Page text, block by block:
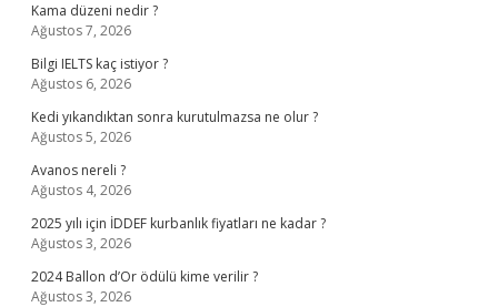
Kama düzeni nedir ?
Ağustos 7, 2026
Bilgi IELTS kaç istiyor ?
Ağustos 6, 2026
Kedi yıkandıktan sonra kurutulmazsa ne olur ?
Ağustos 5, 2026
Avanos nereli ?
Ağustos 4, 2026
2025 yılı için İDDEF kurbanlık fiyatları ne kadar ?
Ağustos 3, 2026
2024 Ballon d’Or ödülü kime verilir ?
Ağustos 3, 2026